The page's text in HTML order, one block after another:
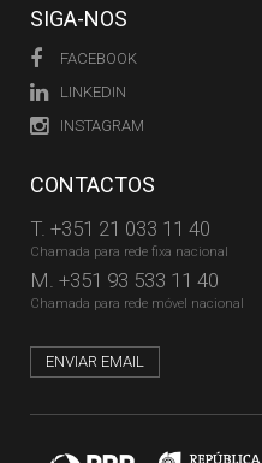
SIGA-NOS
FACEBOOK
LINKEDIN
INSTAGRAM
CONTACTOS
T. +351 21 033 11 40
Chamada para rede fixa nacional
M. +351 93 533 11 40
Chamada para rede móvel nacional
ENVIAR EMAIL